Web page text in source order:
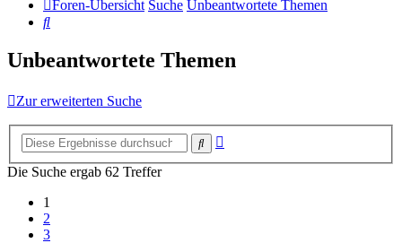
Foren-Übersicht Suche Unbeantwortete Themen
Suche
Unbeantwortete Themen
Zur erweiterten Suche
Suche
Die Suche ergab 62 Treffer
1
2
3